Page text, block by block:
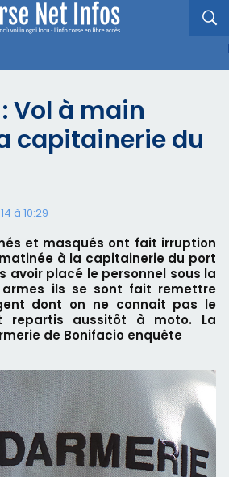
Vol à main
capitainerie du
à 10:29
et masqués ont fait irruption
à la capitainerie du port
avoir placé le personnel sous la
ils se sont fait remettre
dont on ne connait pas le
repartis aussitôt à moto. La
de Bonifacio enquête